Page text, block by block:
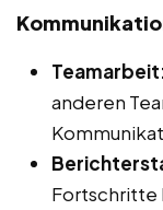
anderen
Fortschritte